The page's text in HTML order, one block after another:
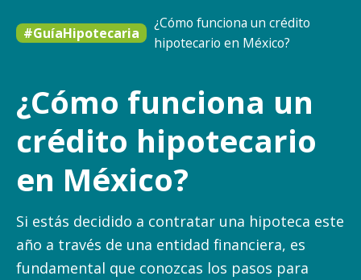
#GuíaHipotecaria
¿Cómo funciona un crédito
hipotecario en México?
¿Cómo funciona un
crédito hipotecario
en México?
Si estás decidido a contratar una hipoteca este
año a través de una entidad financiera, es
fundamental que conozcas los pasos para